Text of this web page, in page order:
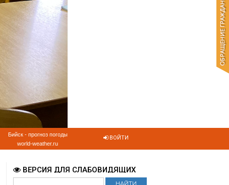
Бийск - прогноз погоды
world-weather.ru
ВОЙТИ
ВЕРСИЯ ДЛЯ СЛАБОВИДЯЩИХ